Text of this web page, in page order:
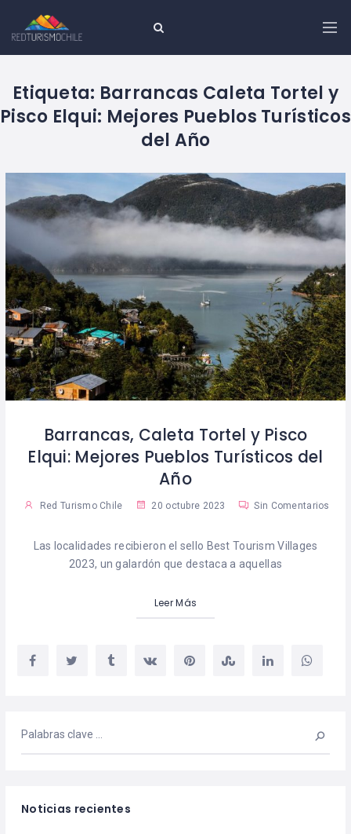
Etiqueta: Barrancas Caleta Tortel y
Pisco Elqui: Mejores Pueblos Turísticos
del Año
Barrancas, Caleta Tortel y Pisco
Elqui: Mejores Pueblos Turísticos del
Año
Red Turismo Chile 20 octubre 2023 Sin Comentarios
Las localidades recibieron el sello Best Tourism Villages
2023, un galardón que destaca a aquellas
Leer Más
Noticias recientes